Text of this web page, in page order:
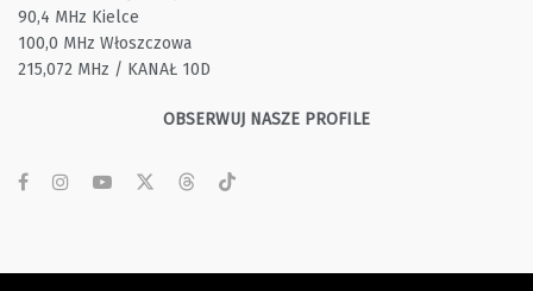
90,4 MHz Kielce
100,0 MHz Włoszczowa
215,072 MHz / KANAŁ 10D
OBSERWUJ NASZE PROFILE